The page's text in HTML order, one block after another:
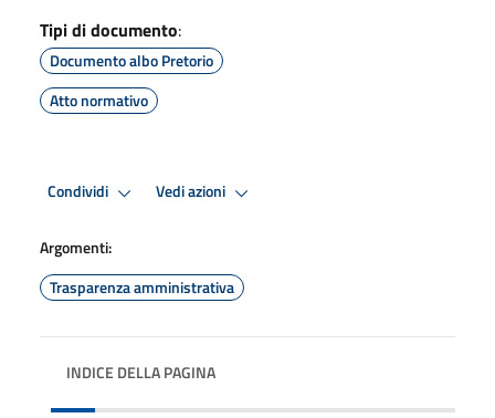
Tipi di documento:
Documento albo Pretorio
Atto normativo
Condividi Vedi azioni
Argomenti:
Trasparenza amministrativa
INDICE DELLA PAGINA